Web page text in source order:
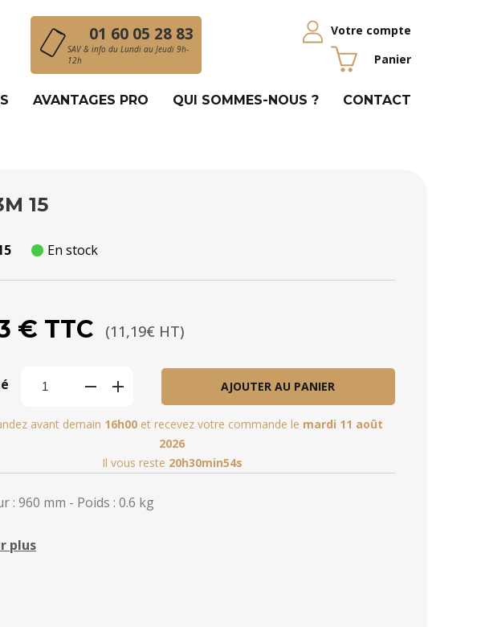
01 60 05 28 83
SAV & info du Lundi au Jeudi 9h-
12h
Votre compte
Panier
AVANTAGES PRO QUI SOMMES-NOUS ? CONTACT
15
En stock
€ TTC (11,19€ HT)
AJOUTER AU PANIER
avant demain 16h00 et recevez votre commande le mardi 11 août
2026
Il vous reste 20h30min53s
: 960 mm - Poids : 0.6 kg
plus